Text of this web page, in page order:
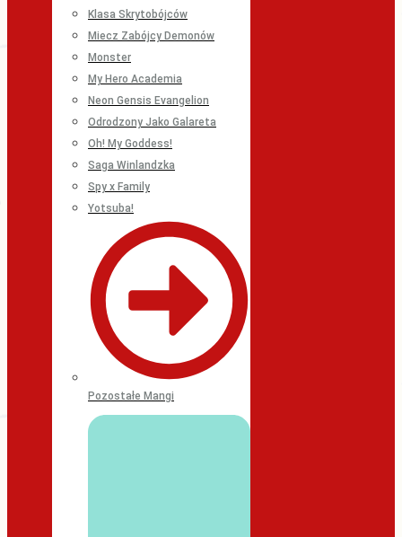
Klasa Skrytobójców
Miecz Zabójcy Demonów
Monster
My Hero Academia
Neon Gensis Evangelion
Odrodzony Jako Galareta
Oh! My Goddess!
Saga Winlandzka
Spy x Family
Yotsuba!
Pozostałe Mangi